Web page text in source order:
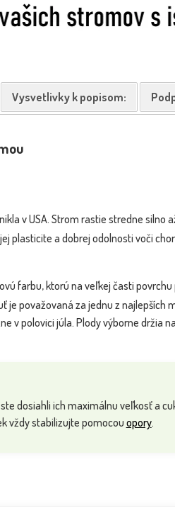
- stredne ...
Vysvetlivky k popisom:
v USA. Strom rastie stredne silno
plasticite a dobrej odolnosti voči
farbu, ktorú na veľkej časti
je považovaná za jednu z najlepších
v polovici júla. Plody výborne držia
dosiahli ich maximálnu veľkosť a
vždy stabilizujte pomocouopory.